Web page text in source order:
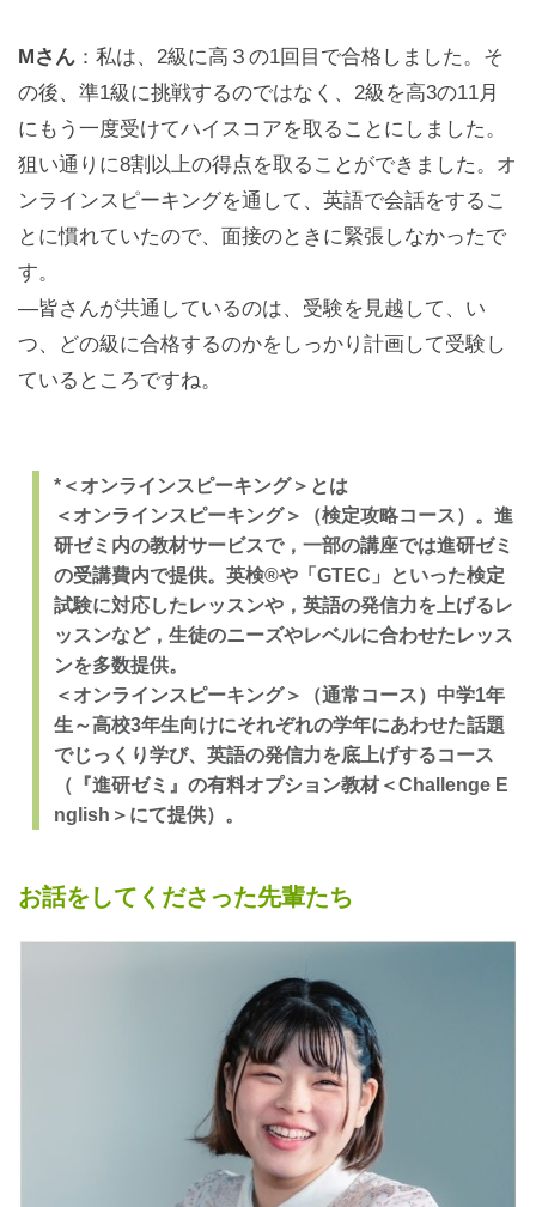
Mさん ：私は、2級に高３の1回目で合格しました。そ
の後、準1級に挑戦するのではなく、2級を高3の11月
にもう一度受けてハイスコアを取ることにしました。
狙い通りに8割以上の得点を取ることができました。オ
ンラインスピーキングを通して、英語で会話をするこ
とに慣れていたので、面接のときに緊張しなかったで
す。
—皆さんが共通しているのは、受験を見越して、い
つ、どの級に合格するのかをしっかり計画して受験し
ているところですね。
*＜オンラインスピーキング＞とは
＜オンラインスピーキング＞（検定攻略コース）。進
研ゼミ内の教材サービスで，一部の講座では進研ゼミ
の受講費内で提供。英検®や「GTEC」といった検定
試験に対応したレッスンや，英語の発信力を上げるレ
ッスンなど，生徒のニーズやレベルに合わせたレッス
ンを多数提供。
＜オンラインスピーキング＞（通常コース）中学1年
生～高校3年生向けにそれぞれの学年にあわせた話題
でじっくり学び、英語の発信力を底上げするコース
（『進研ゼミ』の有料オプション教材＜Challenge E
nglish＞にて提供）。
お話をしてくださった先輩たち